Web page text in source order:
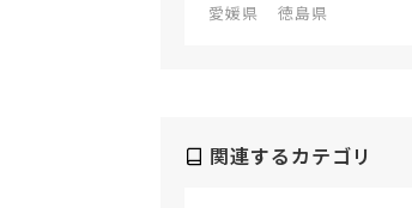
愛媛県 徳島県
関連するカテゴリ